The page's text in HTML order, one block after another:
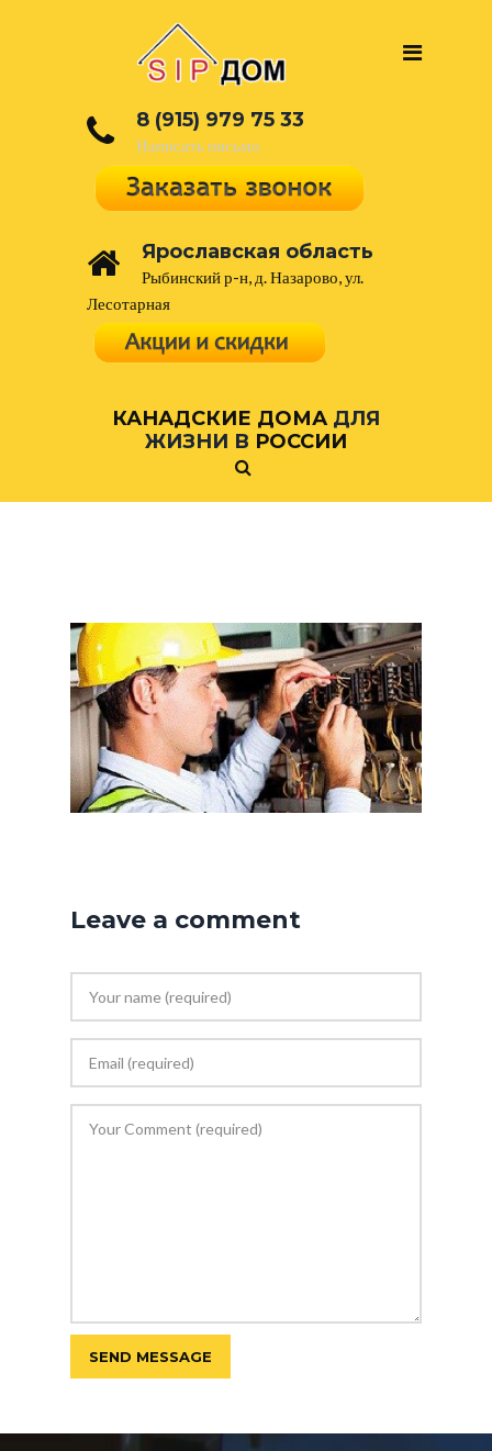
8 (915) 979 75 33
Написать письмо
Ярославская область
Рыбинский р-н, д. Назарово, ул.
Лесотарная
КАНАДСКИЕ ДОМА ДЛЯ
ЖИЗНИ В РОССИИ
Leave a comment